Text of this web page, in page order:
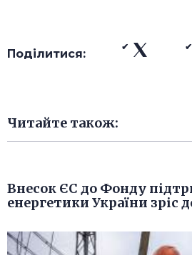
Поділитися:
Читайте також:
Внесок ЄС до Фонду
енергетики України зріс